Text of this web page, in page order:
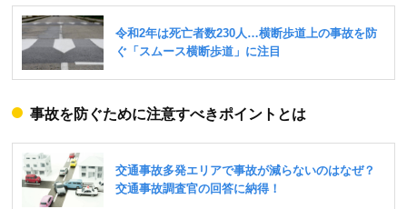
事故を防ぐために注意すべきポイントとは